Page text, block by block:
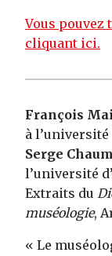
Vous
cliquant ici.
François
à
Serge
l’université
Extraits du
muséologie,
« Le